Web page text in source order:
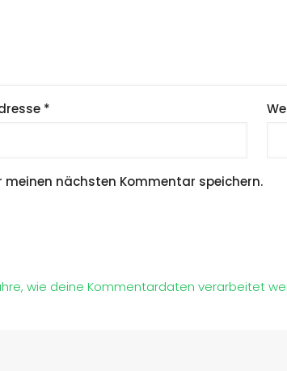
*
meinen nächsten Kommentar speichern.
wie deine Kommentardaten verarbeitet